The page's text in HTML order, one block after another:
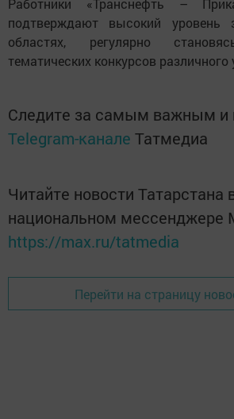
Работники «Транснефть –
подтверждают высокий
областях, регулярно
тематических конкурсов различного
Следите за самым важным и
Telegram-канале Татмедиа
Читайте новости Татарстана
национальном мессенджере
https://max.ru/tatmedia
Перейти на страницу